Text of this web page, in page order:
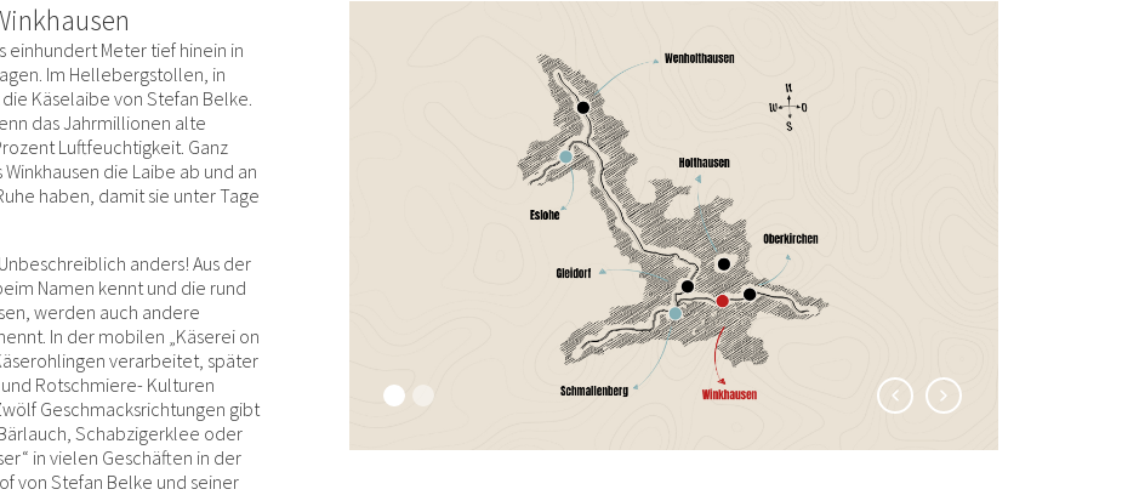
einhundert Meter tief hinein in
Im Hellebergstollen, in
Käselaibe von Stefan Belke.
das Jahrmillionen alte
Luftfeuchtigkeit. Ganz
die Laibe ab und an
haben, damit sie unter Tage
anders! Aus der
Namen kennt und die rund
werden auch andere
In der mobilen „Käserei on
verarbeitet, später
Rotschmiere- Kulturen
Geschmacksrichtungen gibt
Schabzigerklee oder
in vielen Geschäften in der
von Stefan Belke und seiner